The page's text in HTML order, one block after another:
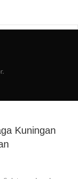
Kuningan